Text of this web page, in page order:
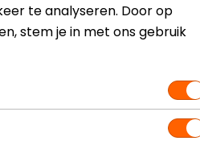
Model
Kleur
te analyseren. Door op
stem je in met ons gebruik